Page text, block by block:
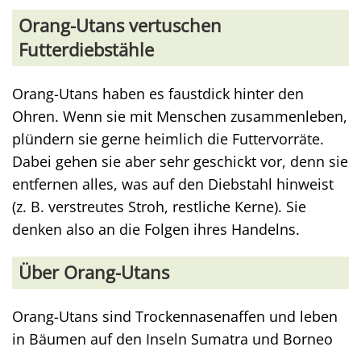
Orang-Utans vertuschen
Futterdiebstähle
Orang-Utans haben es faustdick hinter den
Ohren. Wenn sie mit Menschen zusammenleben,
plündern sie gerne heimlich die Futtervorräte.
Dabei gehen sie aber sehr geschickt vor, denn sie
entfernen alles, was auf den Diebstahl hinweist
(z. B. verstreutes Stroh, restliche Kerne). Sie
denken also an die Folgen ihres Handelns.
Über Orang-Utans
Orang-Utans sind Trockennasenaffen und leben
in Bäumen auf den Inseln Sumatra und Borneo